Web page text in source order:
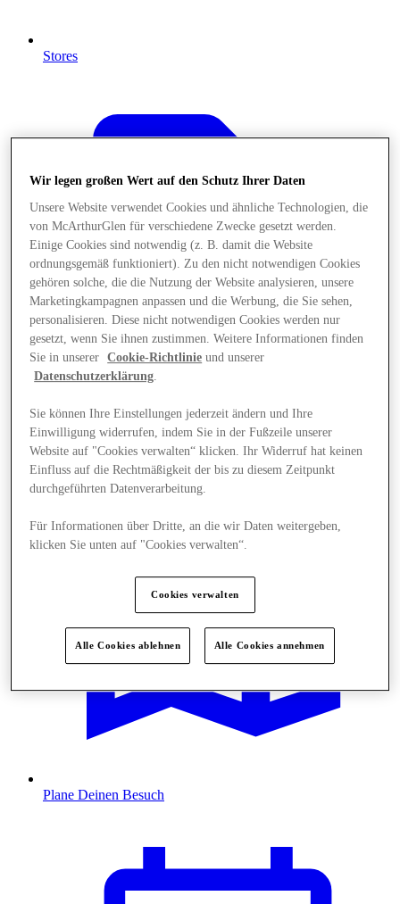
Stores
Angebote
Plane Deinen Besuch
Wir legen großen Wert auf den Schutz Ihrer Daten
Unsere Website verwendet Cookies und ähnliche Technologien, die
von McArthurGlen für verschiedene Zwecke gesetzt werden.
Einige Cookies sind notwendig (z. B. damit die Website
ordnungsgemäß funktioniert). Zu den nicht notwendigen Cookies
gehören solche, die die Nutzung der Website analysieren, unsere
Marketingkampagnen anpassen und die Werbung, die Sie sehen,
personalisieren. Diese nicht notwendigen Cookies werden nur
gesetzt, wenn Sie ihnen zustimmen. Weitere Informationen finden
Sie in unserer
Cookie-Richtlinie und unserer
Datenschutzerklärung
Sie können Ihre Einstellungen jederzeit ändern und Ihre
Einwilligung widerrufen, indem Sie in der Fußzeile unserer
Website auf "Cookies verwalten“ klicken. Ihr Widerruf hat keinen
Einfluss auf die Rechtmäßigkeit der bis zu diesem Zeitpunkt
durchgeführten Datenverarbeitung.
Für Informationen über Dritte, an die wir Daten weitergeben,
klicken Sie unten auf "Cookies verwalten“.
Cookies verwalten
Alle Cookies ablehnen Alle Cookies annehmen